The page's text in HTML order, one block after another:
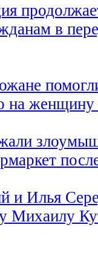
в
на
и Илья
Михаилу